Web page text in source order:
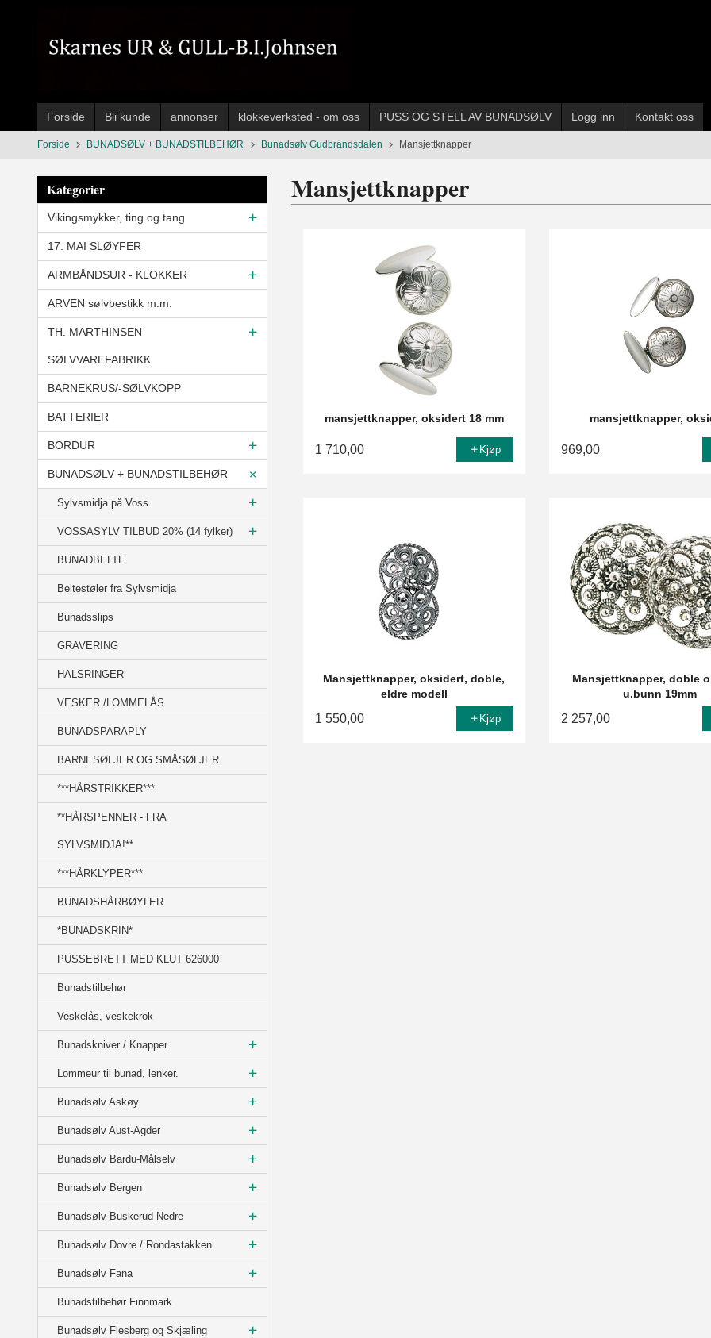
innholdet
Forside Bli kunde annonser klokkeverksted - om oss PUSS OG STELL AV BUNADSØLV Logg inn Kontakt oss
Forside BUNADSØLV + BUNADSTILBEHØR Bunadsølv Gudbrandsdalen Mansjettknapper
Kategorier
Vikingsmykker, ting og tang
17. MAI SLØYFER
ARMBÅNDSUR - KLOKKER
ARVEN sølvbestikk m.m.
TH. MARTHINSEN
SØLVVAREFABRIKK
BARNEKRUS/-SØLVKOPP
BATTERIER
BORDUR
BUNADSØLV + BUNADSTILBEHØR
Sylvsmidja på Voss
VOSSASYLV TILBUD 20% (14 fylker)
BUNADBELTE
Beltestøler fra Sylvsmidja
Bunadsslips
GRAVERING
HALSRINGER
VESKER /LOMMELÅS
BUNADSPARAPLY
BARNESØLJER OG SMÅSØLJER
***HÅRSTRIKKER***
**HÅRSPENNER - FRA
SYLVSMIDJA!**
***HÅRKLYPER***
BUNADSHÅRBØYLER
*BUNADSKRIN*
PUSSEBRETT MED KLUT 626000
Bunadstilbehør
Veskelås, veskekrok
Bunadskniver / Knapper
Lommeur til bunad, lenker.
Bunadsølv Askøy
Bunadsølv Aust-Agder
Bunadsølv Bardu-Målselv
Bunadsølv Bergen
Bunadsølv Buskerud Nedre
Bunadsølv Dovre / Rondastakken
Bunadsølv Fana
Bunadstilbehør Finnmark
Bunadsølv Flesberg og Skjæling
Mansjettknapper
mansjettknapper, oksidert 18 mm
1 710,00 Kjøp
mansjettknapper,
969,00
Mansjettknapper, oksidert, doble,
eldre modell
1 550,00 Kjøp
Mansjettknapper, doble
u.bunn 19mm
2 257,00